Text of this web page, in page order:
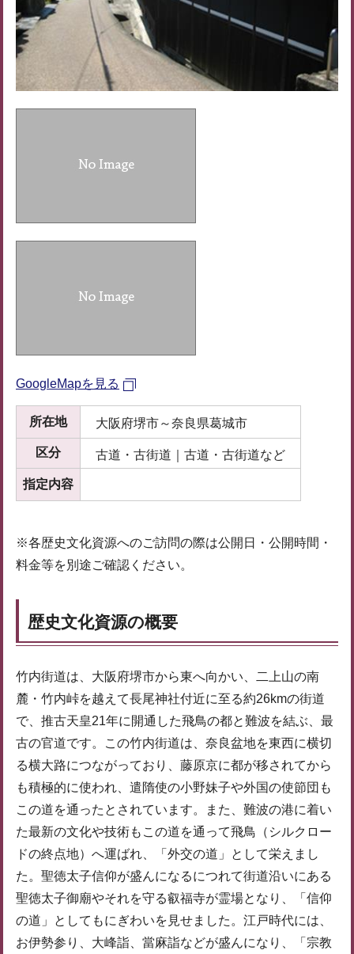
GoogleMapを見る
所在地 大阪府堺市～奈良県葛城市
区分 古道・古街道｜古道・古街道など
指定内容
※各歴史文化資源へのご訪問の際は公開日・公開時間・
料金等を別途ご確認ください。
歴史文化資源の概要
竹内街道は、大阪府堺市から東へ向かい、二上山の南
麓・竹内峠を越えて長尾神社付近に至る約26kmの街道
で、推古天皇21年に開通した飛鳥の都と難波を結ぶ、最
古の官道です。この竹内街道は、奈良盆地を東西に横切
る横大路につながっており、藤原京に都が移されてから
も積極的に使われ、遣隋使の小野妹子や外国の使節団も
この道を通ったとされています。また、難波の港に着い
た最新の文化や技術もこの道を通って飛鳥（シルクロー
ドの終点地）へ運ばれ、「外交の道」として栄えまし
た。聖徳太子信仰が盛んになるにつれて街道沿いにある
聖徳太子御廟やそれを守る叡福寺が霊場となり、「信仰
の道」としてもにぎわいを見せました。江戸時代には、
お伊勢参り、大峰詣、當麻詣などが盛んになり、「宗教